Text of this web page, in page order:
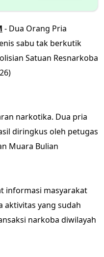
- Dua Orang Pria
sabu tak berkutik
Satuan Resnarkoba
narkotika. Dua pria
diringkus oleh petugas
Muara Bulian
informasi masyarakat
aktivitas yang sudah
narkoba diwilayah